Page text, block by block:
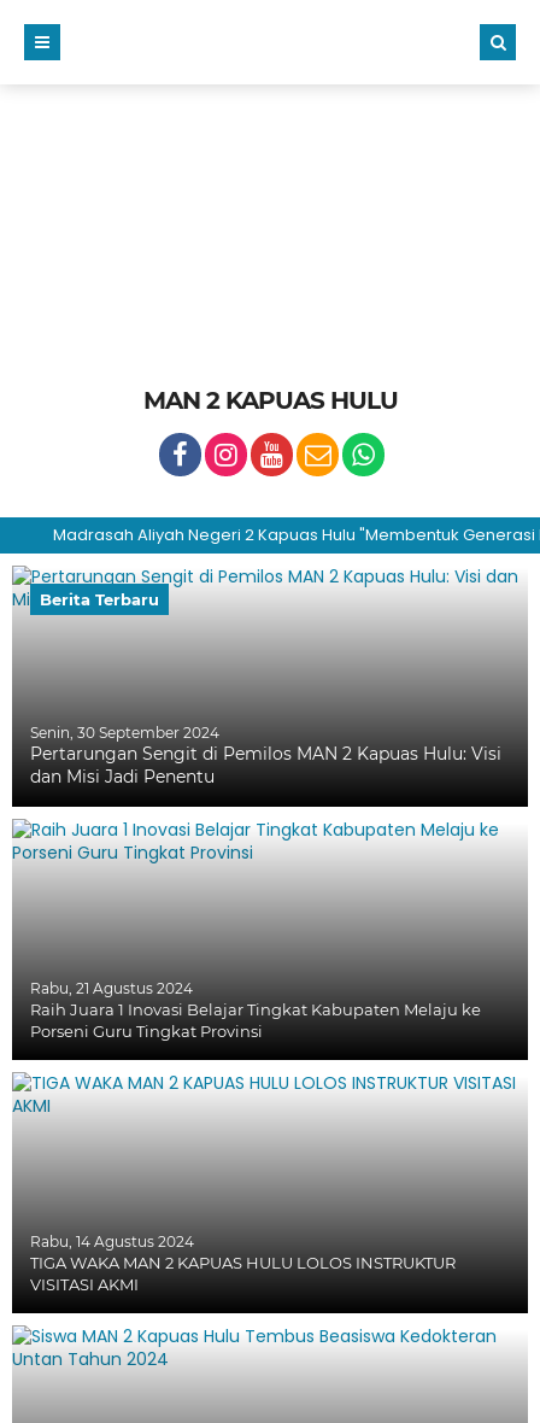
MAN 2 KAPUAS HULU
Madrasah Aliyah Negeri 2 Kapuas Hulu "Membentuk Generasi
Berita Terbaru
Senin, 30 September 2024
Pertarungan Sengit di Pemilos MAN 2 Kapuas Hulu: Visi
dan Misi Jadi Penentu
Rabu, 21 Agustus 2024
Raih Juara 1 Inovasi Belajar Tingkat Kabupaten Melaju ke
Porseni Guru Tingkat Provinsi
Rabu, 14 Agustus 2024
TIGA WAKA MAN 2 KAPUAS HULU LOLOS INSTRUKTUR
VISITASI AKMI